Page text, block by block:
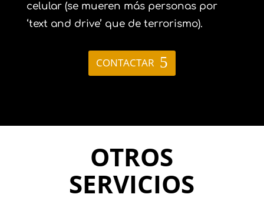
celular (se mueren más personas por
‘text and drive’ que de terrorismo).
CONTACTAR
OTROS
SERVICIOS